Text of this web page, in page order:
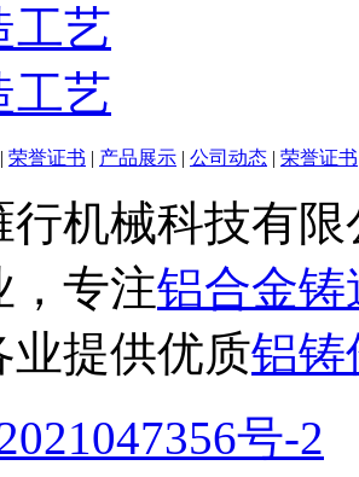
工艺
工艺
| 荣誉证书 | 产品展示 | 公司动态 | 荣誉证书
行机械科技有
，专注铝合金铸
业提供优质铝铸
号-2